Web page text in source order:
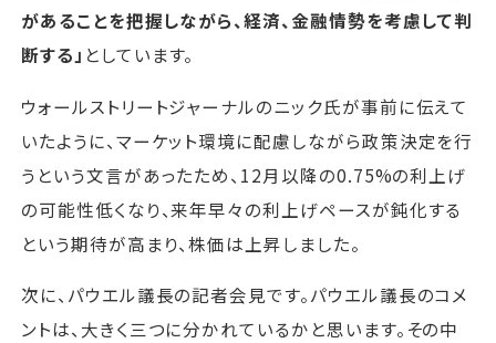
があることを把握しながら、経済、金融情勢を考慮して判
断する」 としています。
ウォールストリートジャーナルのニック氏が事前に伝えて
いたように、マーケット環境に配慮しながら政策決定を行
うという文言があったため、12月以降の0.75%の利上げ
の可能性低くなり、来年早々の利上げペースが鈍化する
という期待が高まり、株価は上昇しました。
次に、パウエル議長の記者会見です。パウエル議長のコメ
ントは、大きく三つに分かれているかと思います。その中